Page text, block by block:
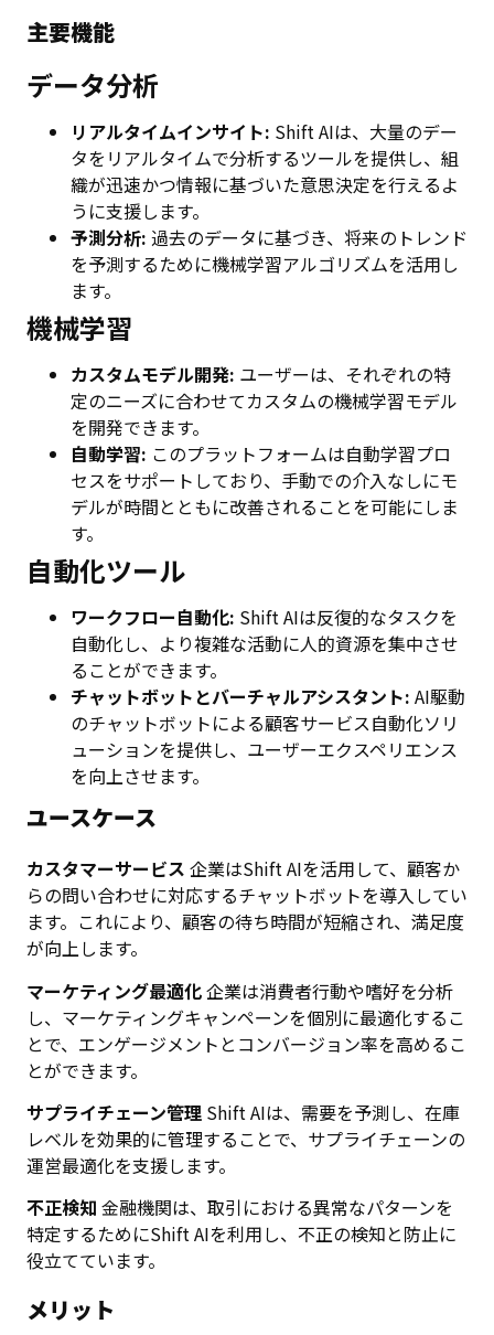
主要機能
データ分析
リアルタイムインサイト: Shift AIは、大量のデー
タをリアルタイムで分析するツールを提供し、組
織が迅速かつ情報に基づいた意思決定を行えるよ
うに支援します。
予測分析: 過去のデータに基づき、将来のトレンド
を予測するために機械学習アルゴリズムを活用し
ます。
機械学習
カスタムモデル開発: ユーザーは、それぞれの特
定のニーズに合わせてカスタムの機械学習モデル
を開発できます。
自動学習: このプラットフォームは自動学習プロ
セスをサポートしており、手動での介入なしにモ
デルが時間とともに改善されることを可能にしま
す。
自動化ツール
ワークフロー自動化: Shift AIは反復的なタスクを
自動化し、より複雑な活動に人的資源を集中させ
ることができます。
チャットボットとバーチャルアシスタント: AI駆動
のチャットボットによる顧客サービス自動化ソリ
ューションを提供し、ユーザーエクスペリエンス
を向上させます。
ユースケース
カスタマーサービス 企業はShift AIを活用して、顧客か
らの問い合わせに対応するチャットボットを導入してい
ます。これにより、顧客の待ち時間が短縮され、満足度
が向上します。
マーケティング最適化企業は消費者行動や嗜好を分析
し、マーケティングキャンペーンを個別に最適化するこ
とで、エンゲージメントとコンバージョン率を高めるこ
とができます。
サプライチェーン管理 Shift AIは、需要を予測し、在庫
レベルを効果的に管理することで、サプライチェーンの
運営最適化を支援します。
不正検知 金融機関は、取引における異常なパターンを
特定するためにShift AIを利用し、不正の検知と防止に
役立てています。
メリット